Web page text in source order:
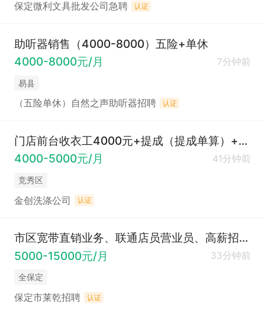
保定微利文具批发公司急聘 认证
助听器销售（4000-8000）五险+单休
4000-8000元/月
7分钟前
易县
（五险单休）自然之声助听器招聘 认证
门店前台收衣工4000元+提成（提成单算）+全勤奖
4000-5000元/月
41分钟前
竞秀区
金创洗涤公司 认证
市区宽带直销业务、联通店员营业员、高薪招聘手机销售精英、线上运营、长期下午半天工
5000-15000元/月
33分钟前
全保定
保定市莱乾招聘 认证